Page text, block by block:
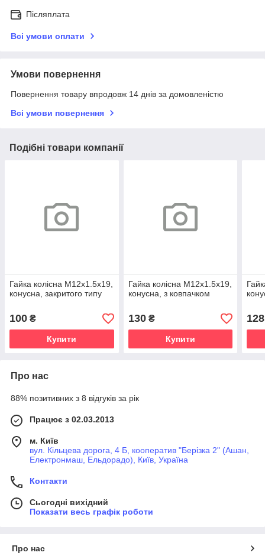
Післяплата
Всі умови оплати
Умови повернення
Повернення товару впродовж 14 днів за домовленістю
Всі умови повернення
Подібні товари компанії
Гайка колісна М12х1.5x19,
конусна, закритого типу
100 ₴
Купити
Гайка колісна М12х1.5x19,
конусна, з ковпачком
130₴
Купити
128
Про нас
88% позитивних з 8 відгуків за рік
Працює з 02.03.2013
м. Київ
вул. Кільцева дорога, 4 Б, кооператив "Берізка 2" (Ашан,
Електронмаш, Ельдорадо), Київ, Україна
Контакти
Сьогодні вихідний
Показати весь графік роботи
Про нас